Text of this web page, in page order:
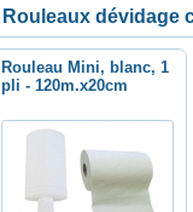
Rouleaux dévidage
Rouleau Mini, blanc, 1
pli - 120m.x20cm